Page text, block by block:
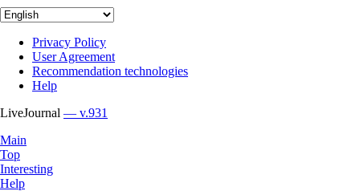
Privacy Policy
User Agreement
Recommendation technologies
Help
LiveJournal — v.931
Main
Top
Interesting
Help